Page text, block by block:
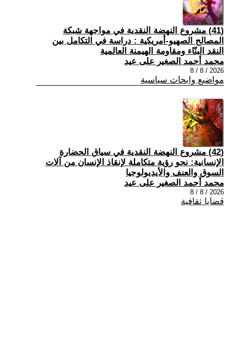
(41) مشروع النهضة النقدية في مواجهة شبكة
المصالح الصهيو-أمريكية : دراسة في التكامل بين
النقد البنّاء ومقاومة الهيمنة العالمية
محمد أحمد الصغير على عيد
2026 / 8 / 8
مواضيع وابحاث سياسية
(42) مشروع النهضة النقدية في سياق الحضارة
الإنسانية: نحو رؤية متكاملة لإنقاذ الإنسان من آلات
السوق والعنف والأيديولوجيا
محمد أحمد الصغير على عيد
2026 / 8 / 8
قضايا ثقافية